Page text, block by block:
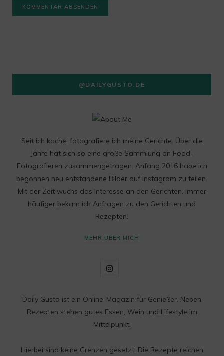
@DAILYGUSTO.DE
Seit ich koche, fotografiere ich meine Gerichte. Über die
Jahre hat sich so eine große Sammlung an Food-
Fotografieren zusammengetragen. Anfang 2016 habe ich
begonnen neu entstandene Bilder auf Instagram zu teilen.
Mit der Zeit wuchs das Interesse an den Gerichten. Immer
häufiger bekam ich Anfragen zu den Gerichten und
Rezepten.
MEHR ÜBER MICH
I
s
t
Daily Gusto ist ein Online-Magazin für Genießer. Neben
Rezepten stehen gutes Essen, Wein und Lifestyle im
Mittelpunkt.
Hierbei sind keine Grenzen gesetzt. Die Rezepte reichen